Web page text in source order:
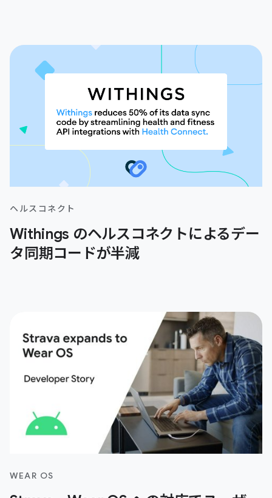
ヘルスコネクト
Withings のヘルスコネクトによるデー
タ同期コードが半減
WEAR OS